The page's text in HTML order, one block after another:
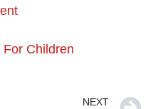
Children
NEXT